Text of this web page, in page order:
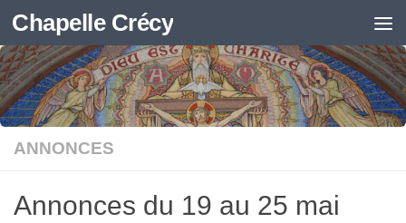
Skip to content
Chapelle Crécy
ANNONCES
Annonces du 19 au 25 mai